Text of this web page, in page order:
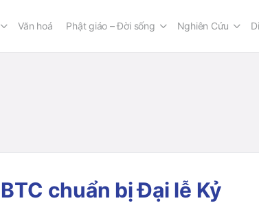
Văn hoá Phật giáo – Đời sống Nghiên Cứu
chuẩn bị Đại lễ Kỷ